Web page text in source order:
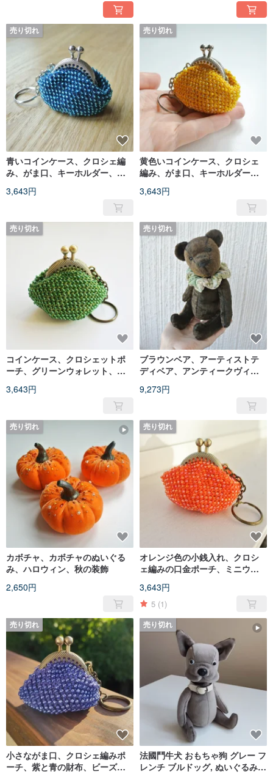
売り切れ
青いコインケース、クロシェ編
み、がま口、キーホルダー、ビ
3,643円
売り切れ
黄色いコインケース、クロシェ
編み、がま口、キーホルダー、
3,643円
売り切れ
コインケース、クロシェットポ
ーチ、グリーンウォレット、ビ
ルダー
3,643円
売り切れ
ブラウンベア、アーティストテ
ディベア、アンティークヴィン
ぬいぐるみベア
9,273円
売り切れ
カボチャ、カボチャのぬいぐる
み、ハロウィン、秋の装飾
2,650円
売り切れ
オレンジ色の小銭入れ、クロシ
ェ編みの口金ポーチ、ミニウォ
付きポーチ
3,643円
5 (1)
売り切れ
小さながま口、クロシェ編みポ
ーチ、紫と青の財布、ビーズの
売り切れ
法國鬥牛犬 おもちゃ狗 グレー フ
レンチ ブルドッグ, ぬいぐるみ,